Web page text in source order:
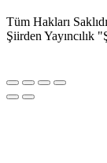
Tüm Hakları
Şiirden Yayıncılık